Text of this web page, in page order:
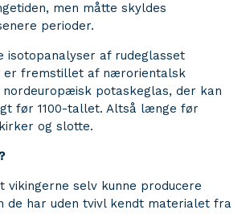
men måtte skyldes
perioder.
isotopanalyser af rudeglasset
er fremstillet af nærorientalsk
potaskeglas, der kan
før 1100-tallet. Altså længe før
og slotte.
vikingerne selv kunne producere
de har uden tvivl kendt materialet fra